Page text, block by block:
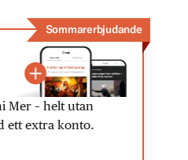
Sommarerbjudande
Mer – helt utan
ett extra konto.